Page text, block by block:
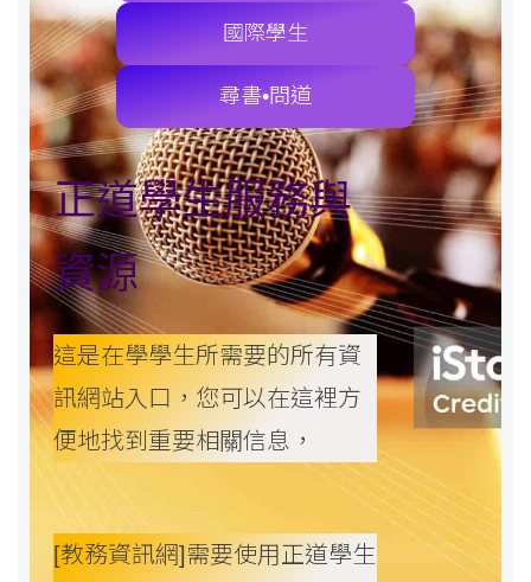
國際學生
尋書•問道
正道學生服務與
資源
這是在學學生所需要的所有資
訊網站入口，您可以在這裡方
便地找到重要相關信息，
[教務資訊網]需要使用正道學生